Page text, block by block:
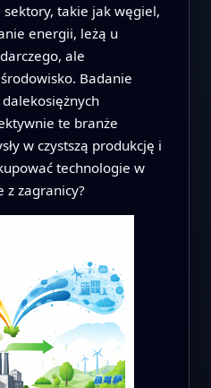
sektory, takie jak węgiel,
energii, leżą u
ale
Badanie
te branże
w czystszą produkcję i
technologie w
z zagranicy?